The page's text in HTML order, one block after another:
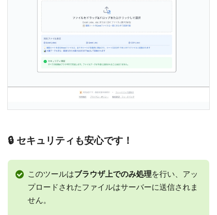
🔒 セキュリティも安心です！
このツールはブラウザ上でのみ処理を行い、アッ
プロードされたファイルはサーバーに送信されま
せん。